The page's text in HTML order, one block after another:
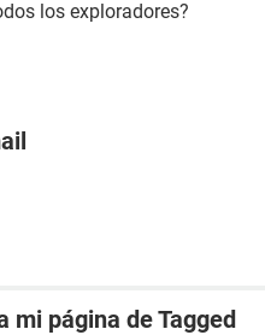
los exploradores?
mi página de Tagged